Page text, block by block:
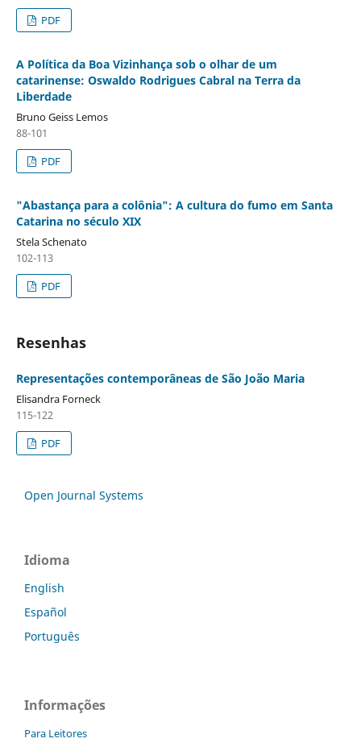
PDF
A Política da Boa Vizinhança sob o olhar de um
catarinense: Oswaldo Rodrigues Cabral na Terra da
Liberdade
Bruno Geiss Lemos
88-101
PDF
"Abastança para a colônia": A cultura do fumo em Santa
Catarina no século XIX
Stela Schenato
102-113
PDF
Resenhas
Representações contemporâneas de São João Maria
Elisandra Forneck
115-122
PDF
Open Journal Systems
Idioma
English
Español
Português
Informações
Para Leitores